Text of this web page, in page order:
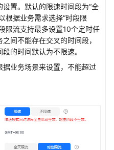
设置。默认的限速时间段为“全
根据业务需求选择“时段限
限流支持最多设置10个定时任
间不能存在交叉的时间段，
的时间默认为不限速。
据业务场景来设置，不能超过